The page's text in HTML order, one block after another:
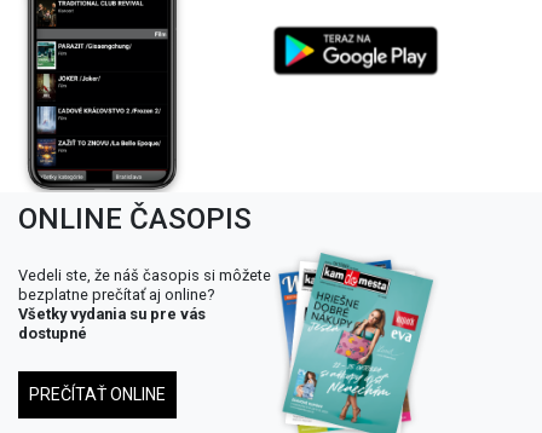
ONLINE ČASOPIS
Vedeli ste, že náš časopis si môžete
bezplatne prečítať aj online?
Všetky vydania su pre vás
dostupné
PREČÍTAŤ ONLINE